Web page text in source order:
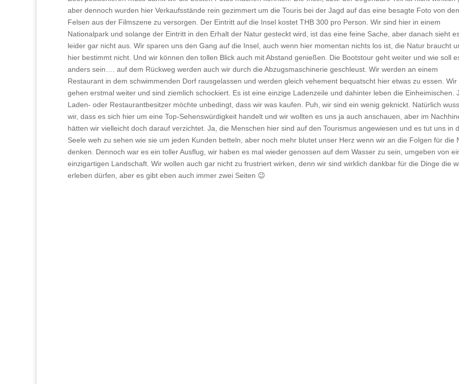
aber dennoch wurden hier Verkaufsstände rein gezimmert um die Touris bei der Jagd auf das eine besagte Foto von
Felsen aus der Filmszene zu versorgen. Der Eintritt auf die Insel kostet THB 300 pro Person. Wir sind hier in einem
Nationalpark und solange der Eintritt in den Erhalt der Natur gesteckt wird, ist das eine feine Sache, aber danach sieht
leider gar nicht aus. Wir sparen uns den Gang auf die Insel, auch wenn hier momentan nichts los ist, die Natur braucht
hier bestimmt nicht. Und wir können den tollen Blick auch mit Abstand genießen. Die Bootstour geht weiter und wie soll
anders sein…. auf dem Rückweg werden auch wir durch die Abzugsmaschinerie geschleust. Wir werden an einem
Restaurant in dem schwimmenden Dorf rausgelassen und werden gleich vehement bequatscht hier etwas zu essen. Wir
gehen erstmal weiter und sind ziemlich schockiert. Es ist eine einzige Ladenzeile und dahinter leben die Einheimischen.
Laden- oder Restaurantbesitzer möchte unbedingt, dass wir was kaufen. Puh, wir sind ein wenig geknickt. Natürlich
wir, dass es sich hier um eine Top-Sehenswürdigkeit handelt und wir wollten es uns ja auch anschauen, aber im
hätten wir vielleicht doch darauf verzichtet. Ja, die Menschen hier sind auf den Tourismus angewiesen und es tut uns in
Seele weh zu sehen wie sie um jeden Kunden betteln, aber noch mehr blutet unser Herz wenn wir an die Folgen für die
denken. Dennoch war es ein toller Ausflug, wir haben es mal wieder genossen auf dem Wasser zu sein, umgeben von
einzigartigen Landschaft. Wir wollen auch gar nicht zu frustriert wirken, denn wir sind wirklich dankbar für die Dinge die
erleben dürfen, aber es gibt eben auch immer zwei Seiten 😉